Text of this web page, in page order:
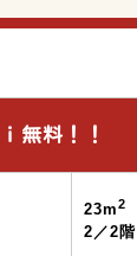
無料！！
23m2
2／2階